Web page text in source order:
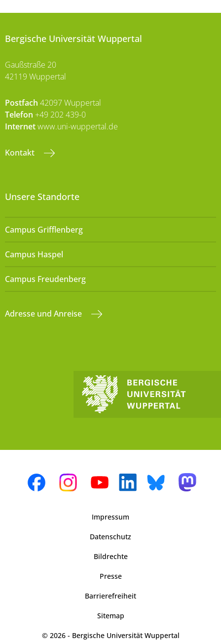
Bergische Universität Wuppertal
Gaußstraße 20
42119 Wuppertal
Postfach 42097 Wuppertal
Telefon +49 202 439-0
Internetwww.uni-wuppertal.de
Kontakt
Unsere Standorte
Campus Grifflenberg
Campus Haspel
Campus Freudenberg
Adresse und Anreise
Impressum
Datenschutz
Bildrechte
Presse
Barrierefreiheit
Sitemap
© 2026 - Bergische Universität Wuppertal